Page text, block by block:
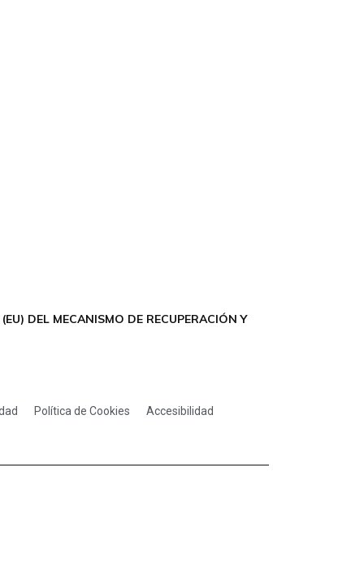
DEL MECANISMO DE RECUPERACIÓN Y
Política de Cookies Accesibilidad